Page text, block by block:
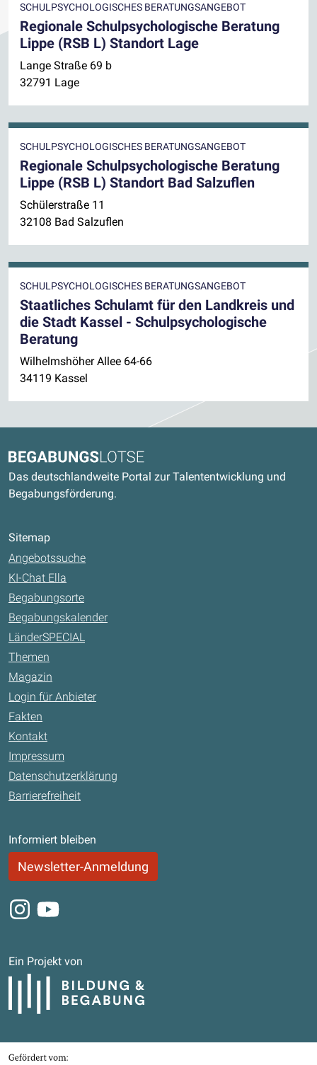
SCHULPSYCHOLOGISCHES BERATUNGSANGEBOT
Regionale Schulpsychologische Beratung
Lippe (RSB L) Standort Lage
Lange Straße 69 b
32791 Lage
SCHULPSYCHOLOGISCHES BERATUNGSANGEBOT
Regionale Schulpsychologische Beratung
Lippe (RSB L) Standort Bad Salzuflen
Schülerstraße 11
32108 Bad Salzuflen
SCHULPSYCHOLOGISCHES BERATUNGSANGEBOT
Staatliches Schulamt für den Landkreis und
die Stadt Kassel - Schulpsychologische
Beratung
Wilhelmshöher Allee 64-66
34119 Kassel
Begabungslotse
Das deutschlandweite Portal zur Talententwicklung und
Begabungsförderung.
Sitemap
Angebotssuche
KI-Chat Ella
Begabungsorte
Begabungskalender
LänderSPECIAL
Themen
Magazin
Login für Anbieter
Fakten
Kontakt
Impressum
Datenschutzerklärung
Barrierefreiheit
Informiert bleiben
Newsletter-Anmeldung
Instagram
Youtube
Ein Projekt von
Bildung und Begabung
Gefördert von
Bundesministerium für Bildung, Familie, Senioren, Frauen und Jugend